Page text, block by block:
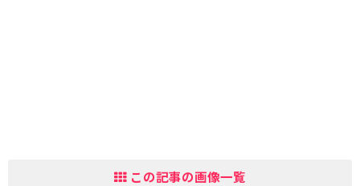
この記事の画像一覧